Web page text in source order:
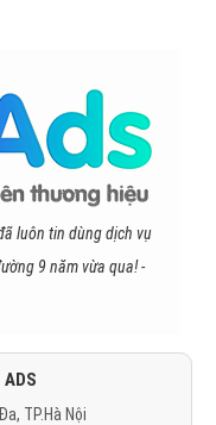
luôn tin dùng dịch vụ
9 năm vừa qua! -
ADS
TP.Hà Nội